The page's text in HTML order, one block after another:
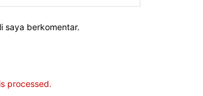
saya berkomentar.
processed.